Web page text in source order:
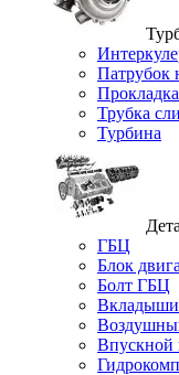
Патрубок
Трубка
Турбина
ГБЦ
Блок
Болт ГБЦ
Вкладыши
Впускной